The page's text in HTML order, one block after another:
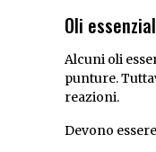
Oli
Alcuni oli
punture.
reazioni.
Devono